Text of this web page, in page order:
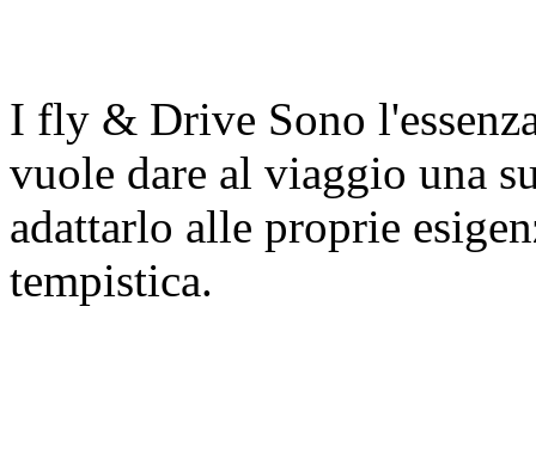
I fly & Drive Sono
vuole dare al viaggio una
adattarlo alle proprie
tempistica.